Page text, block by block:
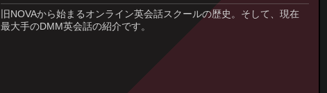
旧NOVAから始まるオンライン英会話スクールの歴史。そして、現在
最大手のDMM英会話の紹介です。